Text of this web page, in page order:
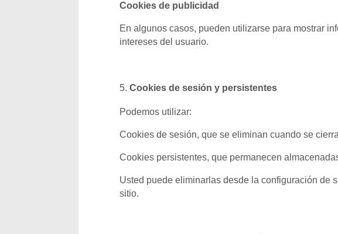
Cookies de publicidad
En algunos casos, pueden utilizarse para mostrar
intereses del usuario.
Cookies de sesión y persistentes
Podemos utilizar:
Cookies de sesión, que se eliminan cuando se
Cookies persistentes, que permanecen
Usted puede eliminarlas desde la configuración de
sitio.